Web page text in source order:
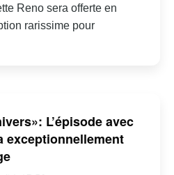
Reno sera offerte en
rarissime pour
L’épisode avec
exceptionnellement